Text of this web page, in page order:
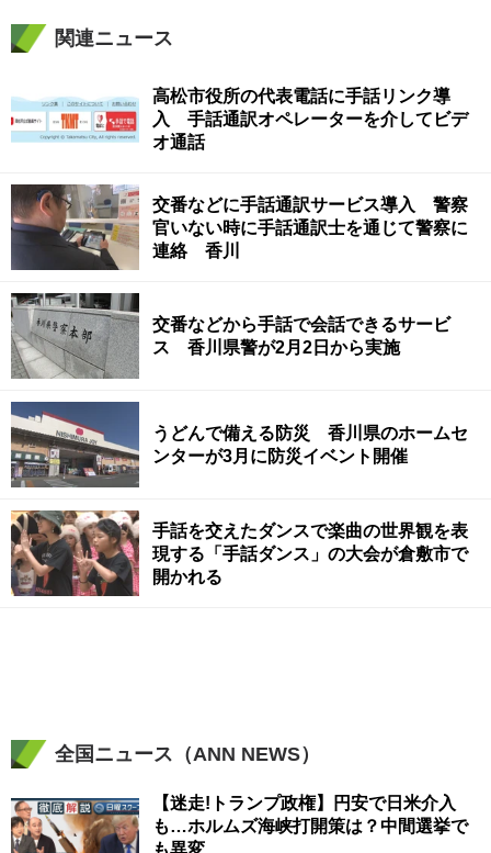
関連ニュース
高松市役所の代表電話に手話リンク導
入 手話通訳オペレーターを介してビデ
オ通話
交番などに手話通訳サービス導入 警察
官いない時に手話通訳士を通じて警察に
連絡 香川
交番などから手話で会話できるサービ
ス 香川県警が2月2日から実施
うどんで備える防災 香川県のホームセ
ンターが3月に防災イベント開催
手話を交えたダンスで楽曲の世界観を表
現する「手話ダンス」の大会が倉敷市で
開かれる
全国ニュース（ANN NEWS）
【迷走!トランプ政権】円安で日米介入
も…ホルムズ海峡打開策は？中間選挙で